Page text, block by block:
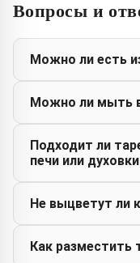
Вопросы и
Можно ли есть
Можно ли мыть
Подходит ли
печи или
Не выцветут ли
Как разместить